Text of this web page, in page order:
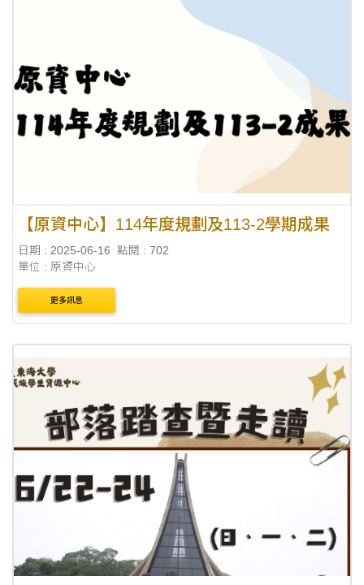
【原資中心】114年度規劃及113-2學期成果
日期 : 2025-06-16
點閱 : 702
單位 : 原資中心
更多訊息